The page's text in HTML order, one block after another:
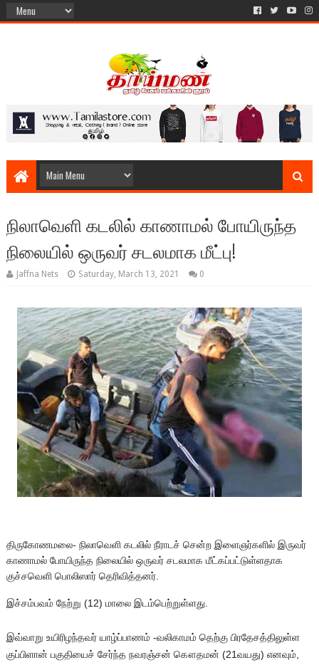
நிலாவெளி கடலில் காணாமல் போயிருந்த
நிலையில் ஒருவர் சடலமாக மீட்பு!
Jaffna Nets Saturday, March 13, 2021 0
திருகோணமலை- நிலாவெளி கடலில் நீராடச் சென்ற இளைஞர்களில் இருவர்
காணாமல் போயிருந்த நிலையில் ஒருவர் சடலமாக மீட்கப்பட்டுள்ளதாக
குச்சவெளி பொலிஸார் தெரிவித்தனர்.
இச்சம்பவம் நேற்று (12) மாலை இடம்பெற்றுள்ளது.
இவ்வாறு உயிரிழந்தவர் யாழ்ப்பாணம் -வலிகாமம் தெற்கு பிரதேசத்திலுள்ள
குப்பிளான் பகுதியைச் சேர்ந்த நவரஞ்சன் கௌதமன் (21வயது) எனவும்,